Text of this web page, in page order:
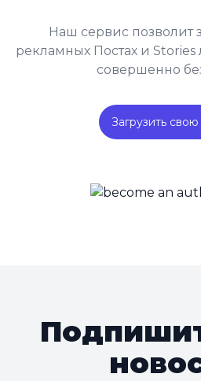
Наш сервис позволит
рекламных Постах и Stories
совершенно
Загрузить